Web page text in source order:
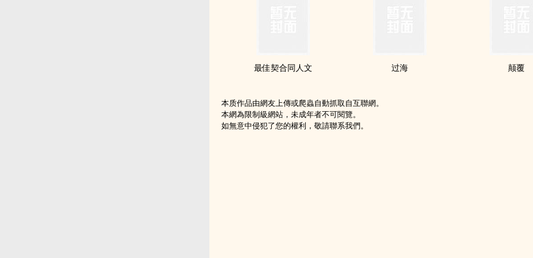
最佳契合‍‌同‍‎‍人‍‌‌文 过海 颠覆
本质作品由網友上傳或爬蟲自動抓取自互聯網。
本網為限制級網站，未成年者不可閱覽。
如無意中侵犯了您的權利，敬請聯系我們。